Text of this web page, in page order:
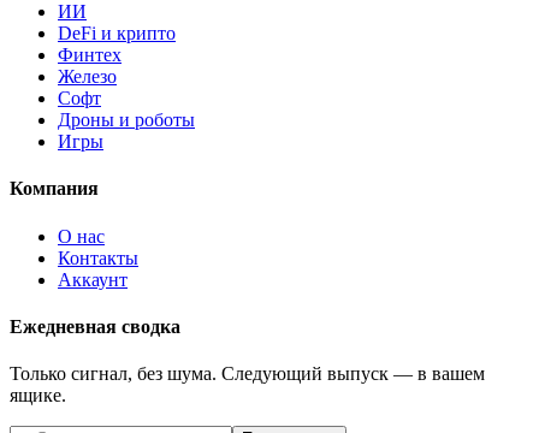
ИИ
DeFi и крипто
Финтех
Железо
Софт
Дроны и роботы
Игры
Компания
О нас
Контакты
Аккаунт
Ежедневная сводка
Только сигнал, без шума. Следующий выпуск — в вашем
ящике.